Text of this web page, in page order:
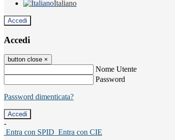
Italiano
Accedi
Accedi
button close ×
Nome Utente
Password
Password dimenticata?
-
Entra con SPID Entra con CIE